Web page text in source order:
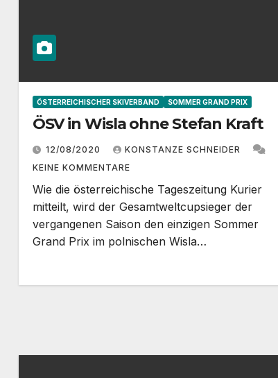
ÖSTERREICHISCHER SKIVERBAND SOMMER GRAND PRIX
ÖSV in Wisla ohne Stefan Kraft
12/08/2020
KONSTANZE SCHNEIDER
KEINE KOMMENTARE
Wie die österreichische Tageszeitung Kurier
mitteilt, wird der Gesamtweltcupsieger der
vergangenen Saison den einzigen Sommer
Grand Prix im polnischen Wisla…